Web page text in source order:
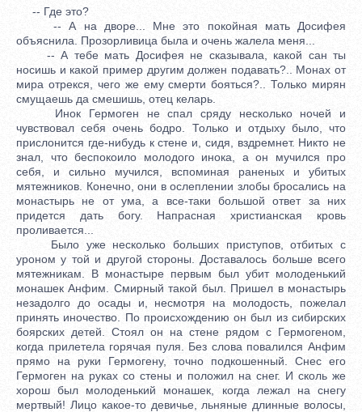
-- Где это?
-- А на дворе... Мне это покойная мать Досифея
объяснила. Прозорливица была и очень жалела меня...
-- А тебе мать Досифея не сказывала, какой сан ты
носишь и какой пример другим должен подавать?.. Монах от
мира отрекся, чего же ему смерти бояться?.. Только мирян
смущаешь да смешишь, отец келарь.
Инок Гермоген не спал сряду несколько ночей и
чувствовал себя очень бодро. Только и отдыху было, что
прислонится где-нибудь к стене и, сидя, вздремнет. Никто не
знал, что беспокоило молодого инока, а он мучился про
себя, и сильно мучился, вспоминая раненых и убитых
мятежников. Конечно, они в ослеплении злобы бросались на
монастырь не от ума, а все-таки большой ответ за них
придется дать богу. Напрасная христианская кровь
проливается...
Было уже несколько больших приступов, отбитых с
уроном у той и другой стороны. Доставалось больше всего
мятежникам. В монастыре первым был убит молоденький
монашек Анфим. Смирный такой был. Пришел в монастырь
незадолго до осады и, несмотря на молодость, пожелал
принять иночество. По происхождению он был из сибирских
боярских детей. Стоял он на стене рядом с Гермогеном,
когда прилетела горячая пуля. Без слова повалился Анфим
прямо на руки Гермогену, точно подкошенный. Снес его
Гермоген на руках со стены и положил на снег. И сколь же
хорош был молоденький монашек, когда лежал на снегу
мертвый! Лицо какое-то девичье, льняные длинные волосы,